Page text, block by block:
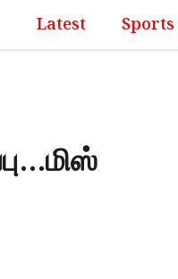
Latest Sports